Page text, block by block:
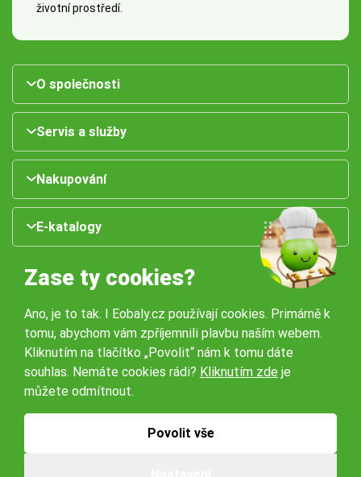
životní prostředí.
O společnosti
Servis a služby
Nakupování
E-katalogy
Naše pobočky:
Obchodní podmínky
Zase ty cookies?
Ano, je to tak. I Eobaly.cz používají cookies. Primárně k
tomu, abychom vám zpříjemnili plavbu naším webem.
Kliknutím na tlačítko „Povolit“ nám k tomu dáte
souhlas. Nemáte cookies rádi? Kliknutím zde je
můžete odmítnout.
Povolit vše